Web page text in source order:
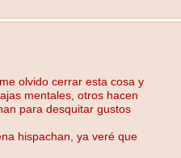
olvido cerrar esta cosa y
mentales, otros hacen
para desquitar gustos
hispachan, ya veré que